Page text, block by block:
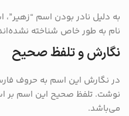
به دلیل نادر بودن اسم
نام به طور خاص شناخته
نگارش و تلفظ صحیح
در نگارش این اسم به حروف
نوشت. تلفظ صحیح این اسم بر
می‌باشد.